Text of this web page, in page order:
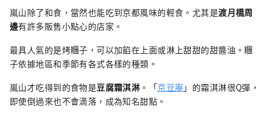
嵐山除了和食，當然也能吃到京都風味的輕食。尤其是渡月橋周
邊有許多販售小點心的店家。
最具人氣的是烤糰子，可以加餡在上面或淋上甜甜的甜醬油。糰
子依據地區和季節有各式各樣的種類。
嵐山才吃得到的食物是豆腐霜淇淋 。「京豆庵」的霜淇淋很Q彈，
即使倒過來也不會滴落，成為知名甜點。